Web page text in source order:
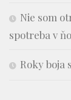
Nie som
spotreba v
Roky boja